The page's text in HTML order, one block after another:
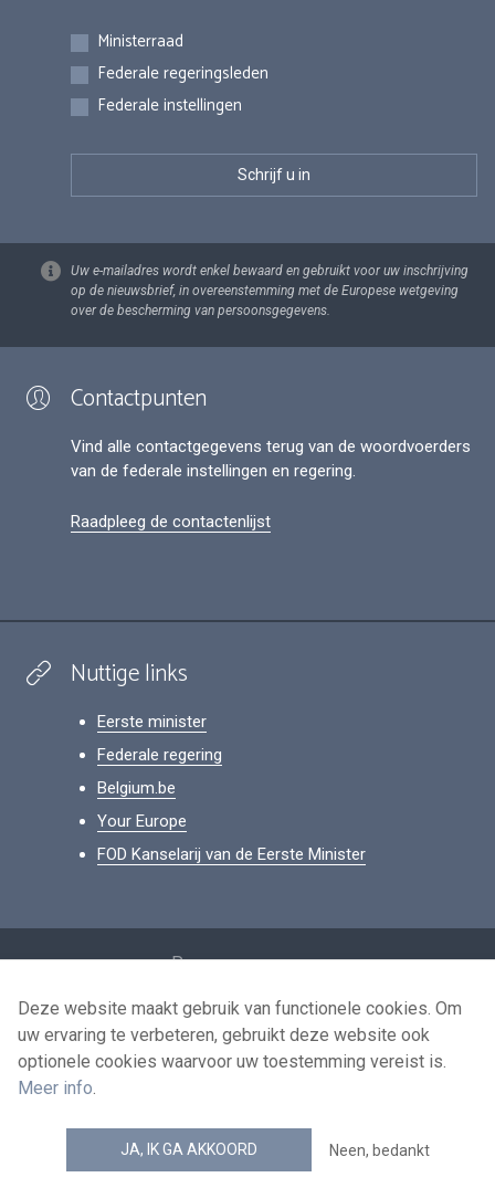
Inschrijvingen
Ministerraad
Federale regeringsleden
Federale instellingen
Uw e-mailadres wordt enkel bewaard en gebruikt voor uw inschrijving
op de nieuwsbrief, in overeenstemming met de Europese wetgeving
over de bescherming van persoonsgegevens.
Contactpunten
Vind alle contactgegevens terug van de woordvoerders
van de federale instellingen en regering.
Raadpleeg de contactenlijst
Nuttige links
Eerste minister
Federale regering
Belgium.be
Your Europe
FOD Kanselarij van de Eerste Minister
Persoonsgegevens
Voorwaarden voor het hergebruik
Contacteer ons
news.belgium RSS feed
© 2026 - news.belgium.be
Deze website maakt gebruik van functionele cookies. Om
uw ervaring te verbeteren, gebruikt deze website ook
optionele cookies waarvoor uw toestemming vereist is.
Meer info.
JA, IK GA AKKOORD Neen, bedankt